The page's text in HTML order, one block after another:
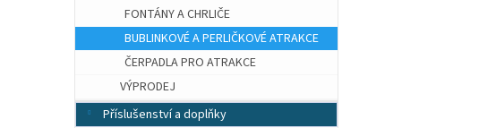
FONTÁNY A CHRLIČE
BUBLINKOVÉ A PERLIČKOVÉ ATRAKCE
ČERPADLA PRO ATRAKCE
VÝPRODEJ
Příslušenství a doplňky